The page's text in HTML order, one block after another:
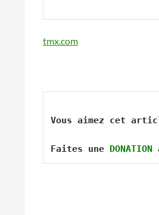
tmx.com
Vous aimez cet
Faites une DONATION